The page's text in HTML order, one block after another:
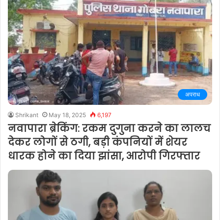
अपराध
Shrikant May 18, 2025 6,197
नवापारा ब्रेकिंग: रकम दुगुना करने का लालच
देकर लोगों से ठगी, बड़ी कंपनियों में शेयर
धारक होने का दिया झांसा, आरोपी गिरफ्तार